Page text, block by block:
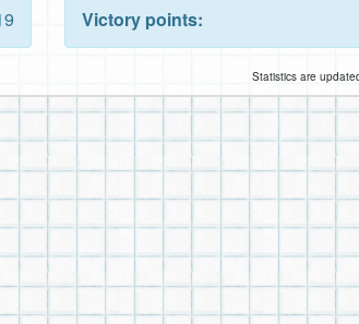
Victory points:
Statistics are